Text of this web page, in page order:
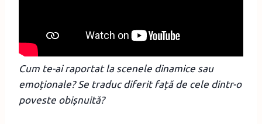
Cum te-ai raportat la scenele dinamice sau
emoționale? Se traduc diferit față de cele dintr-o
poveste obișnuită?